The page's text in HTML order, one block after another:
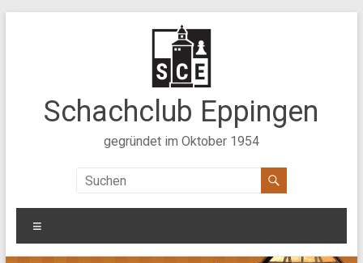
Schachclub Eppingen
gegründet im Oktober 1954